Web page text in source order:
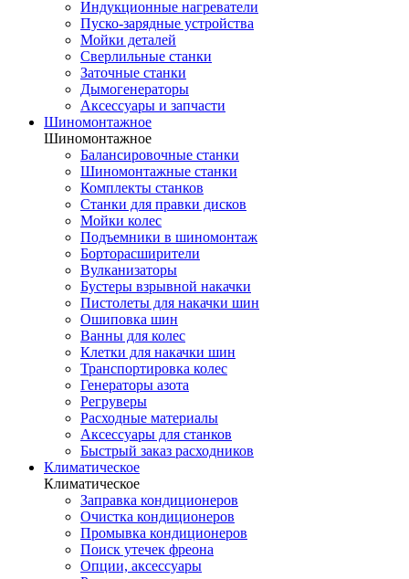
Индукционные нагреватели
Пуско-зарядные устройства
Мойки деталей
Сверлильные станки
Заточные станки
Дымогенераторы
Аксессуары и запчасти
Шиномонтажное
Шиномонтажное
Балансировочные станки
Шиномонтажные станки
Комплекты станков
Станки для правки дисков
Мойки колес
Подъемники в шиномонтаж
Борторасширители
Вулканизаторы
Бустеры взрывной накачки
Пистолеты для накачки шин
Ошиповка шин
Ванны для колес
Клетки для накачки шин
Транспортировка колес
Генераторы азота
Регруверы
Расходные материалы
Аксессуары для станков
Быстрый заказ расходников
Климатическое
Климатическое
Заправка кондиционеров
Очистка кондиционеров
Промывка кондиционеров
Поиск утечек фреона
Опции, аксессуары